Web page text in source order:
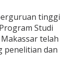
tinggi
Studi
telah
penelitian dan